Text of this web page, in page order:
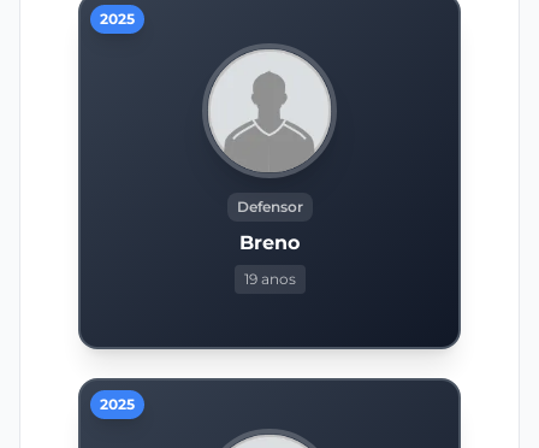
2025
Defensor
Breno
19 anos
2025